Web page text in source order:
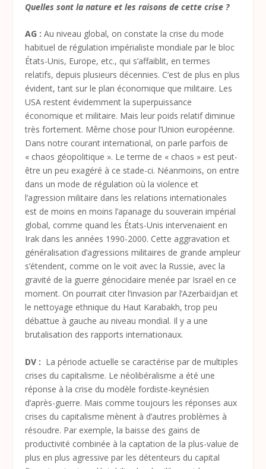
Quelles sont la nature et les raisons de cette crise ?
AG : Au niveau global, on constate la crise du mode
habituel de régulation impérialiste mondiale par le bloc
États-Unis, Europe, etc., qui s’affaiblit, en termes
relatifs, depuis plusieurs décennies. C’est de plus en plus
évident, tant sur le plan économique que militaire. Les
USA restent évidemment la superpuissance
économique et militaire. Mais leur poids relatif diminue
très fortement. Même chose pour l’Union européenne.
Dans notre courant international, on parle parfois de
« chaos géopolitique ». Le terme de « chaos » est peut-
être un peu exagéré à ce stade-ci. Néanmoins, on entre
dans un mode de régulation où la violence et
l’agression militaire dans les relations internationales
est de moins en moins l’apanage du souverain impérial
global, comme quand les États-Unis intervenaient en
Irak dans les années 1990-2000. Cette aggravation et
généralisation d’agressions militaires de grande ampleur
s’étendent, comme on le voit avec la Russie, avec la
gravité de la guerre génocidaire menée par Israël en ce
moment. On pourrait citer l’invasion par l’Azerbaïdjan et
le nettoyage ethnique du Haut Karabakh, trop peu
débattue à gauche au niveau mondial. Il y a une
brutalisation des rapports internationaux.
DV : La période actuelle se caractérise par de multiples
crises du capitalisme. Le néolibéralisme a été une
réponse à la crise du modèle fordiste-keynésien
d’après-guerre. Mais comme toujours les réponses aux
crises du capitalisme mènent à d’autres problèmes à
résoudre. Par exemple, la baisse des gains de
productivité combinée à la captation de la plus-value de
plus en plus agressive par les détenteurs du capital